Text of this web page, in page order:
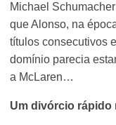
Michael
que Alonso, na
títulos consecutivos
domínio parecia
a McLaren…
Um divórcio rápido